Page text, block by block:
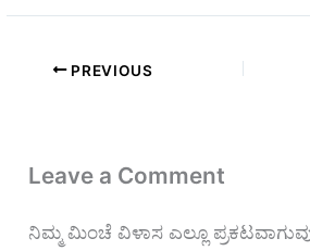
PREVIOUS
Leave a Comment
ನಿಮ್ಮ ಮಿಂಚೆ ವಿಳಾಸ ಎಲ್ಲೂ